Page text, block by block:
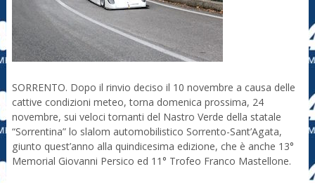
SORRENTO. Dopo il rinvio deciso il 10 novembre a causa delle
cattive condizioni meteo, torna domenica prossima, 24
novembre, sui veloci tornanti del Nastro Verde della statale
“Sorrentina” lo slalom automobilistico Sorrento-Sant’Agata,
giunto quest’anno alla quindicesima edizione, che è anche 13°
Memorial Giovanni Persico ed 11° Trofeo Franco Mastellone.